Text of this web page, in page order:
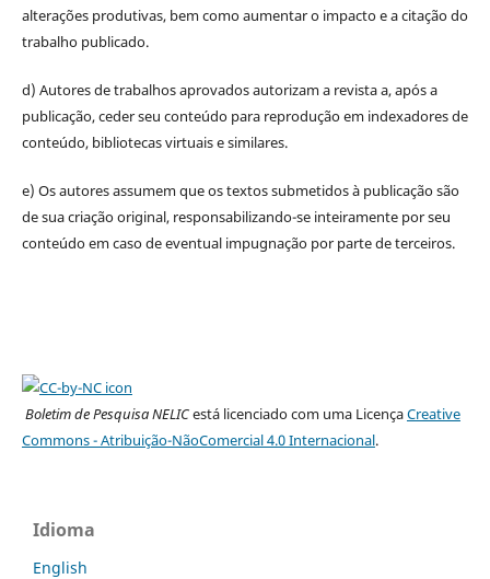
alterações produtivas, bem como aumentar o impacto e a citação do
trabalho publicado.
d) Autores de trabalhos aprovados autorizam a revista a, após a
publicação, ceder seu conteúdo para reprodução em indexadores de
conteúdo, bibliotecas virtuais e similares.
e) Os autores assumem que os textos submetidos à publicação são
de sua criação original, responsabilizando-se inteiramente por seu
conteúdo em caso de eventual impugnação por parte de terceiros.
Boletim de Pesquisa NELICestá licenciado com uma LicençaCreative
Commons - Atribuição-NãoComercial 4.0 Internacional.
Idioma
English